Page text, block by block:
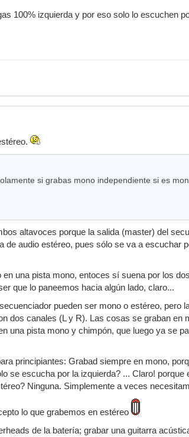
100% izquierda y por eso solo lo escuchen
si grabas mono independiente si es
altavoces porque la salida (master) del
de audio estéreo, pues sólo se va a escuchar
una pista mono, entoces sí suena por los
que lo paneemos hacia algún lado, claro...
pueden ser mono o estéreo, pero
dos canales (L y R). Las cosas se graban en
una pista mono y chimpón, que luego ya se
principiantes: Grabad siempre en mono,
se escucha por la izquierda? ... Claro!
Ninguna. Simplemente a veces
lo que grabemos en estéreo
de la batería; grabar una guitarra